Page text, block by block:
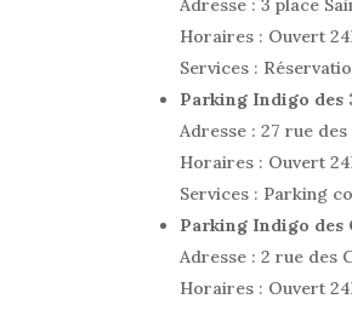
Adresse : 3 place
Horaires : Ouvert
Services :
Parking Indigo des
Adresse : 27 rue
Horaires : Ouvert
Services : Parking
Parking Indigo des
Adresse : 2 rue des
Horaires : Ouvert